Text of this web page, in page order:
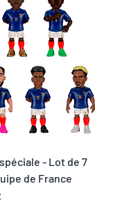
- Lot de 7
de France